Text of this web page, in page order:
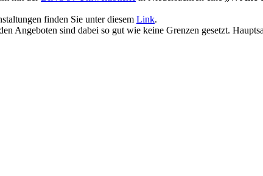
finden Sie unter diesem Link.
Angeboten sind dabei so gut wie keine Grenzen gesetzt.